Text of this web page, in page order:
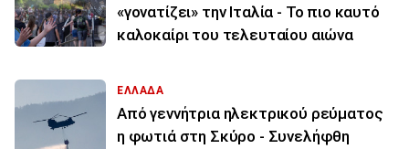
«γονατίζει» την Ιταλία - Το πιο καυτό
καλοκαίρι του τελευταίου αιώνα
ΕΛΛΑΔΑ
Από γεννήτρια ηλεκτρικού ρεύματος
η φωτιά στη Σκύρο - Συνελήφθη